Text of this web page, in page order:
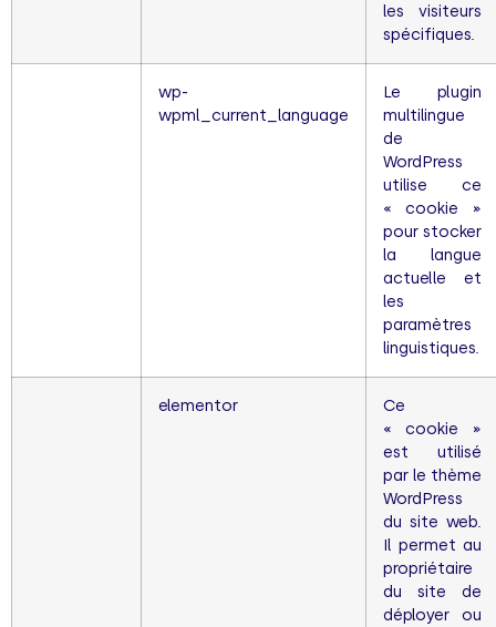
les visiteurs
spécifiques.
wp-
wpml_current_language
Le plugin
multilingue
de
WordPress
utilise ce
« cookie »
pour stocker
la langue
actuelle et
les
paramètres
linguistiques.
elementor
Ce
« cookie »
est utilisé
par le thème
WordPress
du site web.
Il permet au
propriétaire
du site de
déployer ou